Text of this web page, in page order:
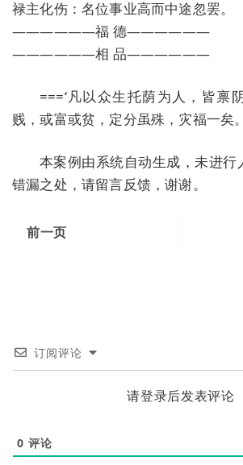
禄主化伤：名位事业高而中途忽罢。
——————福 德——————
——————相 品——————
===‘凡以众生托荫为人，皆禀
贱，或富或贫，定分虽殊，灾福一矣
本案例由系统自动生成，未进行
错漏之处，请留言反馈，谢谢。
前一页
订阅评论
请登录后发表评论
0 评论